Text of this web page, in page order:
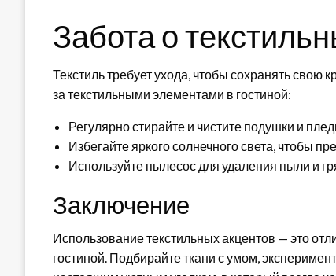
Забота о
Текстиль требует ухода, чтобы сохранять свою
за текстильными элементами в гостиной:
Регулярно стирайте и чистите подушки и
Избегайте яркого солнечного света, чтобы
Используйте пылесос для удаления пыли и
Заключение
Использование текстильных акцентов — это
гостиной. Подбирайте ткани с умом,